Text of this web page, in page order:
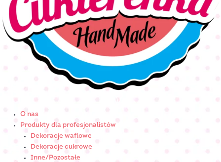
O nas
Produkty dla profesjonalistów
Dekoracje waflowe
Dekoracje cukrowe
Inne/Pozostałe